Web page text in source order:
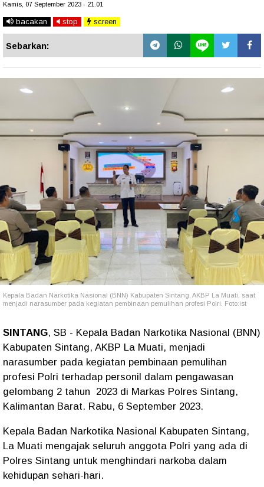
Kamis, 07 September 2023 - 21.01
bacakan stop screen
Sebarkan:
Kepala Badan Narkotika Nasional (BNN) Kabupaten Sintang, AKBP La Muati, saat
menjadi narasumber pada kegiatan pembinaan pemulihan profesi Polri. Foto:ist
SINTANG, SB - Kepala Badan Narkotika Nasional (BNN)
Kabupaten Sintang, AKBP La Muati, menjadi
narasumber pada kegiatan pembinaan pemulihan
profesi Polri terhadap personil dalam pengawasan
gelombang 2 tahun 2023 di Markas Polres Sintang,
Kalimantan Barat. Rabu, 6 September 2023.
Kepala Badan Narkotika Nasional Kabupaten Sintang,
La Muati mengajak seluruh anggota Polri yang ada di
Polres Sintang untuk menghindari narkoba dalam
kehidupan sehari-hari.